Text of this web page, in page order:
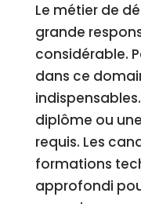
Le métier de
grande
considérable.
dans ce
diplôme ou
requis. Les
formations
approfondi